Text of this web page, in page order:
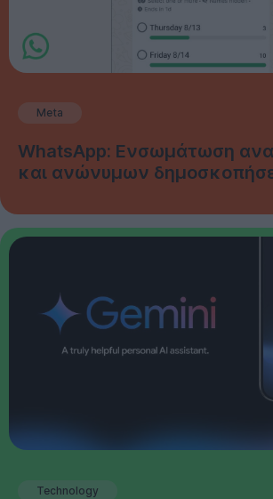
Meta
WhatsApp: Ενσωμάτωση
και ανώνυμων
Technology